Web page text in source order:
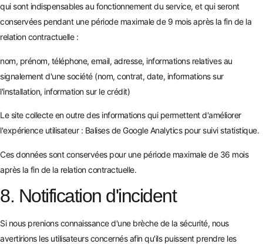
qui sont indispensables au fonctionnement du service, et qui seront
conservées pendant une période maximale de 9 mois après la fin de la
relation contractuelle :
nom, prénom, téléphone, email, adresse, informations relatives au
signalement d'une société (nom, contrat, date, informations sur
l'installation, information sur le crédit)
Le site collecte en outre des informations qui permettent d'améliorer
l'expérience utilisateur : Balises de Google Analytics pour suivi statistique.
Ces données sont conservées pour une période maximale de 36 mois
après la fin de la relation contractuelle.
8. Notification d'incident
Si nous prenions connaissance d'une brèche de la sécurité, nous
avertirions les utilisateurs concernés afin qu'ils puissent prendre les